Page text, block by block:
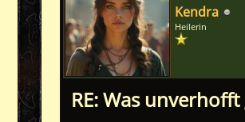
Kendra
Heilerin
RE: Was